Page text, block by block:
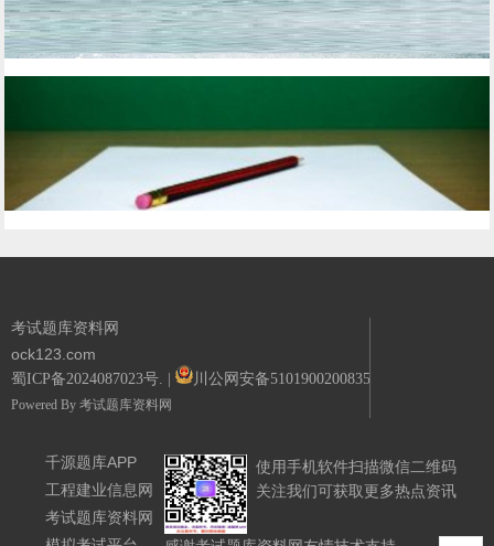
考试题库资料网
ock123.com
蜀ICP备2024087023号. 川公网安备51019002008351号.
Powered By 考试题库资料网
千源题库APP
工程建业信息网
考试题库资料网
使用手机软件扫描微信二维码
关注我们可获取更多热点资讯